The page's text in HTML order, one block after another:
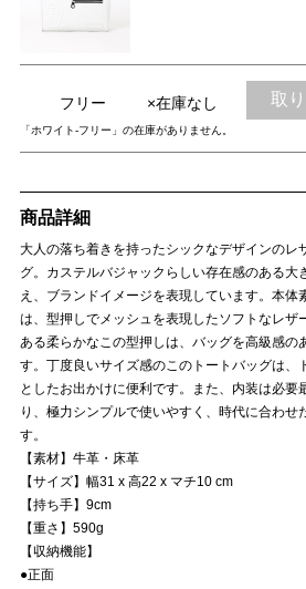
フリー ×在庫なし 取
「ホワイト-フリー」の在庫がありません。
商品詳細
大人の落ち着きを持ったシックなデザインのレ
グ。カステルバジャックらしい存在感のある大
え、ブランドイメージを表現しています。本体
は、型押しでメッシュを表現したソフトなレザ
ある柔らかなこの型押しは、バッグを高級感の
す。丁度良いサイズ感のこのトートバッグは、
としたお出かけに便利です。また、内装は必要
り、極力シンプルで使いやすく、時代に合わせ
す。
【素材】牛革・床革
【サイズ】幅31 x 高22 x マチ10 cm
【持ち手】9cm
【重さ】590g
【収納機能】
●正面